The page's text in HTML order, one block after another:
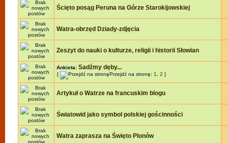
Ścięto posąg Peruna na Górze Starokijowskiej
Watra-obrzęd Dziady-zdjęcia
Zeszyt do nauki o kulturze, religii i historii Słowian
Ankieta: Sadźmy dęby...
[ Przejdź na stronę: 1 2 ]
Artykuł o Watrze na francuskim blogu
Światowid jako symbol polskiej gościnności
Watra zaprasza na Święto Plonów